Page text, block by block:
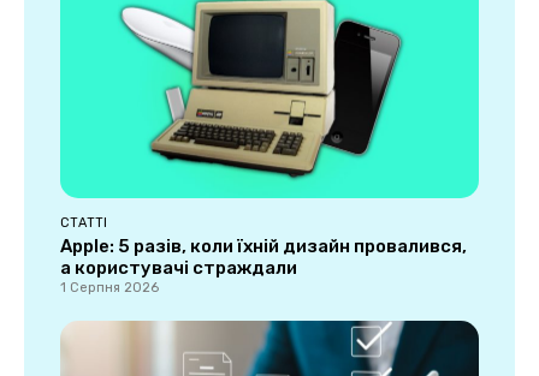
СТАТТІ
Apple: 5 разів, коли їхній дизайн провалився,
а користувачі страждали
1 Серпня 2026